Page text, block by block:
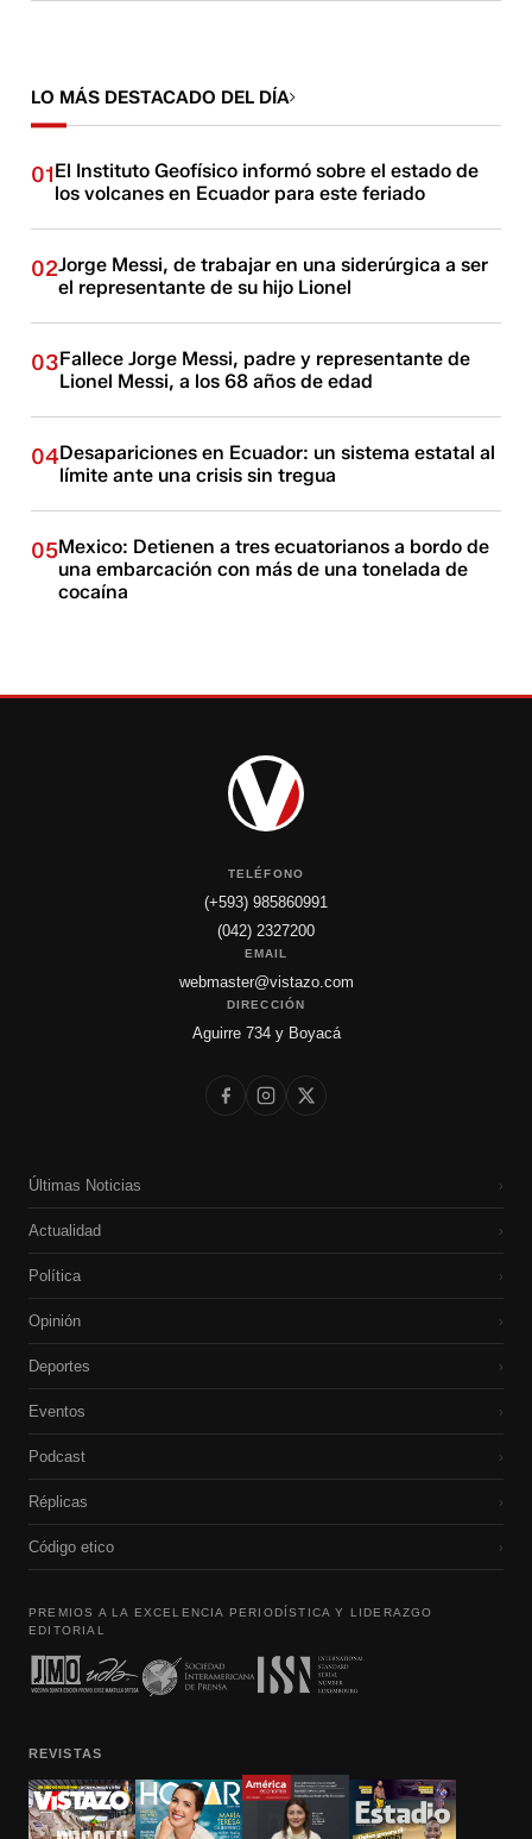
LO MÁS DESTACADO DEL DÍA
01El Instituto Geofísico informó sobre el estado de
los volcanes en Ecuador para este feriado
02Jorge Messi, de trabajar en una siderúrgica a ser
el representante de su hijo Lionel
03Fallece Jorge Messi, padre y representante de
Lionel Messi, a los 68 años de edad
04Desapariciones en Ecuador: un sistema estatal al
límite ante una crisis sin tregua
05Mexico: Detienen a tres ecuatorianos a bordo de
una embarcación con más de una tonelada de
cocaína
TELÉFONO
(+593) 985860991
(042) 2327200
EMAIL
webmaster@vistazo.com
DIRECCIÓN
Aguirre 734 y Boyacá
Últimas Noticias ›
Actualidad ›
Política ›
Opinión ›
Deportes ›
Eventos ›
Podcast ›
Réplicas ›
Código etico ›
PREMIOS A LA EXCELENCIA PERIODÍSTICA Y LIDERAZGO
EDITORIAL
REVISTAS